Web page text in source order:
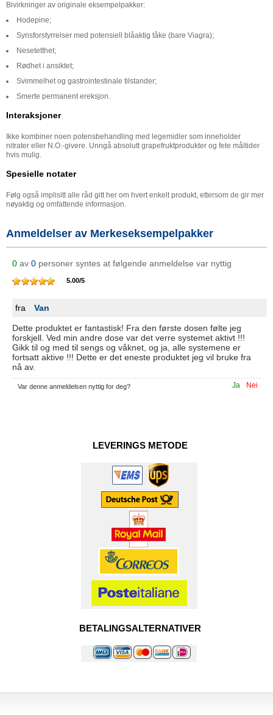
Bivirkninger av originale eksempelpakker:
Hodepine;
Synsforstyrrelser med potensiell blåaktig tåke (bare Viagra);
Nesetetthet;
Rødhet i ansiktet;
Svimmelhet og gastrointestinale tilstander;
Smerte permanent ereksjon.
Interaksjoner
Ikke kombiner noen potensbehandling med legemidler som inneholder
nitrater eller N.O.-givere. Unngå absolutt grapefruktprodukter og fete måltider
hvis mulig.
Spesielle notater
Følg også implisitt alle råd gitt her om hvert enkelt produkt, ettersom de gir mer
nøyaktig og omfattende informasjon.
Anmeldelser av Merkeseksempelpakker
0 av 0 personer syntes at følgende anmeldelse var nyttig
5.00/5
fra Van
Dette produktet er fantastisk! Fra den første dosen følte jeg
forskjell. Ved min andre dose var det verre systemet aktivt !!!
Gikk til og med til sengs og våknet, og ja, alle systemene er
fortsatt aktive !!! Dette er det eneste produktet jeg vil bruke fra
nå av.
Nei
Ja
Var denne anmeldelsen nyttig for deg?
BETALINGSALTERNATIVER
LEVERINGS METODE